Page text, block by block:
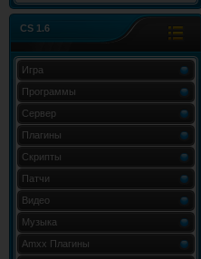
CS 1.6
Игра
Программы
Сервер
Плагины
Скрипты
Патчи
Видео
Музыка
Amxx Плагины